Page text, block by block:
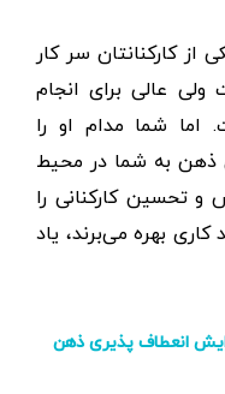
از کارکنانتان سر کار
عالی برای انجام
شما مدام او را
ذهن به شما در محیط
و تحسین کارکنانی را
کاری بهره می‌برند، یاد
انعطاف پذیری ذهن